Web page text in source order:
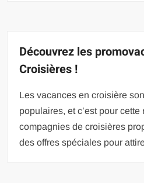
Découvrez les
Croisières !
Les vacances en croisière
populaires, et c’est pour
compagnies de croisières
des offres spéciales pour